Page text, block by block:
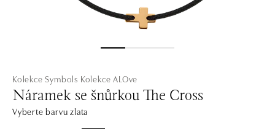
Kolekce Symbols Kolekce ALOve
Náramek se šnůrkou The Cross
Vyberte barvu zlata